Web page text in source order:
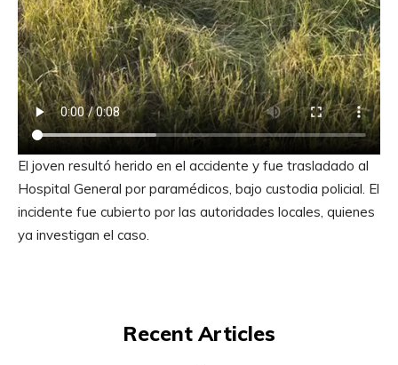
El joven resultó herido en el accidente y fue trasladado al
Hospital General por paramédicos, bajo custodia policial. El
incidente fue cubierto por las autoridades locales, quienes
ya investigan el caso.
Recent Articles